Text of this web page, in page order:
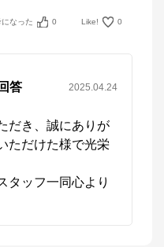
になった 0 Like! 0
答 2025.04.24
だき、誠にありが
ただけた様で光栄
タッフ一同心より